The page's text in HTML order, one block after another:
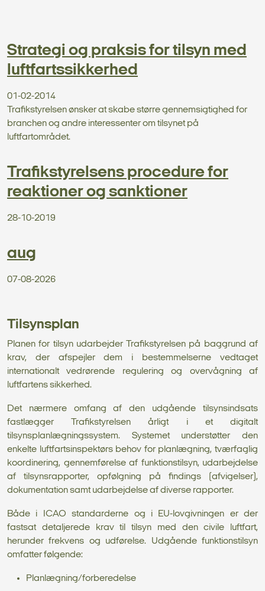
Strategi og praksis for tilsyn med
luftfartssikkerhed
01-02-2014
Trafikstyrelsen ønsker at skabe større gennemsigtighed for
branchen og andre interessenter om tilsynet på
luftfartområdet.
Trafikstyrelsens procedure for
reaktioner og sanktioner
28-10-2019
aug
07-08-2026
Tilsynsplan
Planen for tilsyn udarbejder Trafikstyrelsen på baggrund af
krav, der afspejler dem i bestemmelserne vedtaget
internationalt vedrørende regulering og overvågning af
luftfartens sikkerhed.
Det nærmere omfang af den udgående tilsynsindsats
fastlægger Trafikstyrelsen årligt i et digitalt
tilsynsplanlægningssystem. Systemet understøtter den
enkelte luftfartsinspektørs behov for planlægning, tværfaglig
koordinering, gennemførelse af funktionstilsyn, udarbejdelse
af tilsynsrapporter, opfølgning på findings (afvigelser),
dokumentation samt udarbejdelse af diverse rapporter.
Både i ICAO standarderne og i EU-lovgivningen er der
fastsat detaljerede krav til tilsyn med den civile luftfart,
herunder frekvens og udførelse. Udgående funktionstilsyn
omfatter følgende:
Planlægning/forberedelse